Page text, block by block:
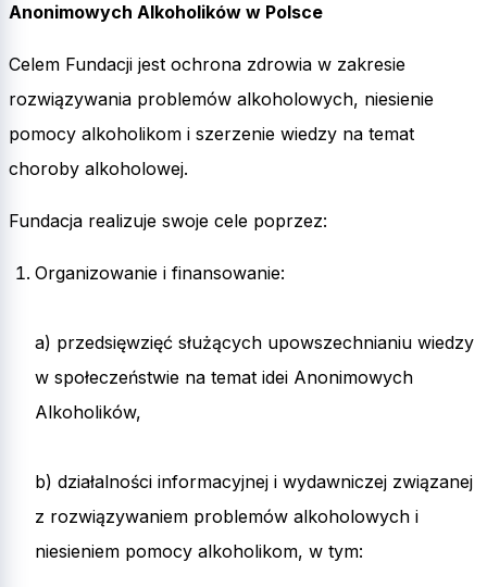
Anonimowych Alkoholików w Polsce
Celem Fundacji jest ochrona zdrowia w zakresie
rozwiązywania problemów alkoholowych, niesienie
pomocy alkoholikom i szerzenie wiedzy na temat
choroby alkoholowej.
Fundacja realizuje swoje cele poprzez:
Organizowanie i finansowanie:
a) przedsięwzięć służących upowszechnianiu wiedzy
w społeczeństwie na temat idei Anonimowych
Alkoholików,
b) działalności informacyjnej i wydawniczej związanej
z rozwiązywaniem problemów alkoholowych i
niesieniem pomocy alkoholikom, w tym: